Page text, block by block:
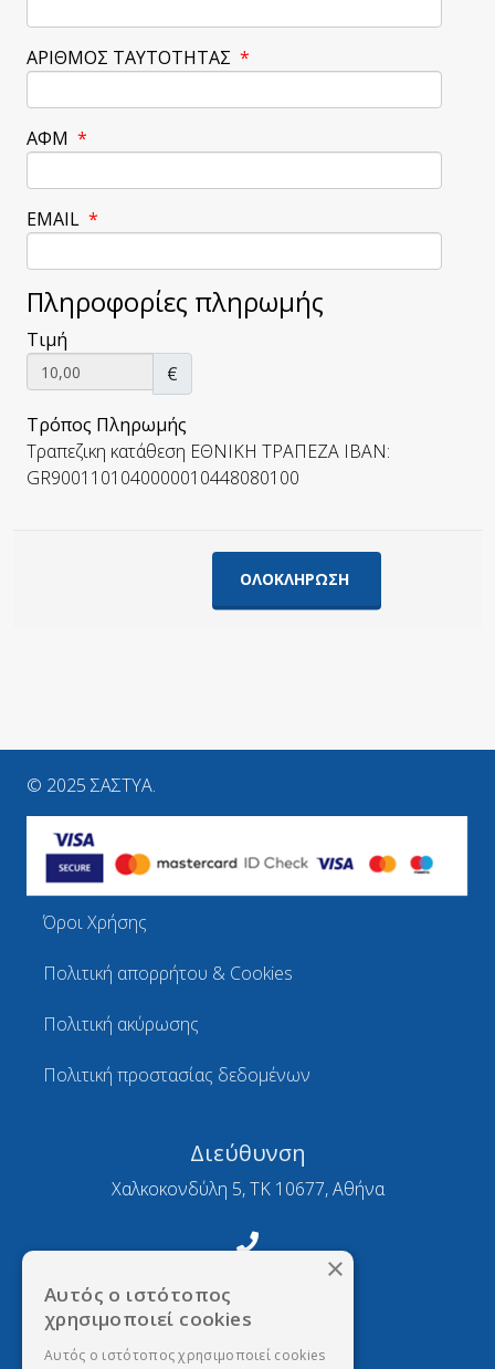
ΑΡΙΘΜΟΣ ΤΑΥΤΟΤΗΤΑΣ *
ΑΦΜ *
EMAIL *
Πληροφορίες πληρωμής
Τιμή
€
Τρόπος Πληρωμής
Τραπεζικη κατάθεση ΕΘΝΙΚΗ ΤΡΑΠΕΖΑ IBAN:
GR9001101040000010448080100
© 2025 ΣΑΣΤΥΑ.
Όροι Χρήσης
Πολιτική απορρήτου & Cookies
Πολιτική ακύρωσης
Πολιτική προστασίας δεδομένων
Διεύθυνση
Χαλκοκονδύλη 5, ΤΚ 10677, Αθήνα
2103634377
×
Αυτός ο ιστότοπος
χρησιμοποιεί cookies
Αυτός ο ιστότοπος χρησιμοποιεί cookies